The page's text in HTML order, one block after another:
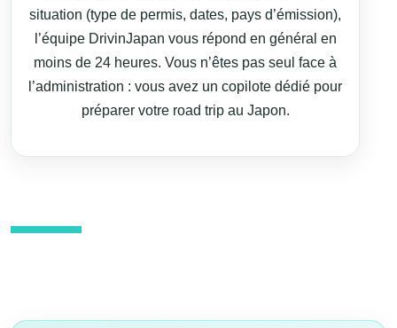
situation (type de permis, dates, pays d’émission),
l’équipe DrivinJapan vous répond en général en
moins de 24 heures. Vous n’êtes pas seul face à
l’administration : vous avez un copilote dédié pour
préparer votre road trip au Japon.